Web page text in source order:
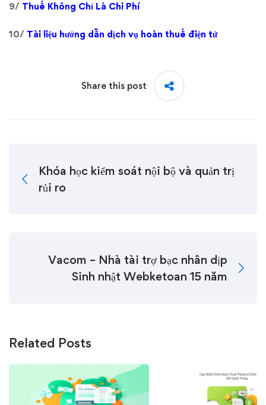
9/ Thuế Không Chỉ Là Chi Phí
10/ Tài liệu hướng dẫn dịch vụ hoàn thuế điện tử
Share this post
Khóa học kiểm soát nội bộ và quản trị
rủi ro
Vacom – Nhà tài trợ bạc nhân dịp
Sinh nhật Webketoan 15 năm
Related Posts